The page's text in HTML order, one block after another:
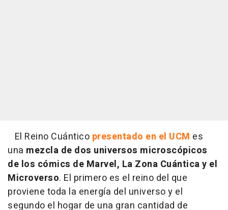
El Reino Cuántico presentado en el UCM es
una mezcla de dos universos microscópicos
de los cómics de Marvel, La Zona Cuántica y el
Microverso. El primero es el reino del que
proviene toda la energía del universo y el
segundo el hogar de una gran cantidad de